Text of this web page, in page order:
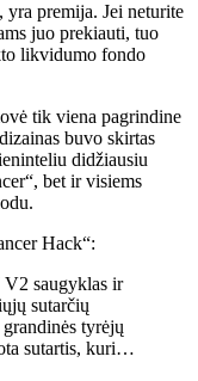
premija. Jei neturite
juo prekiauti, tuo
likvidumo fondo
tik viena pagrindine
buvo skirtas
didžiausiu
bet ir visiems
Hack“:
V2 saugyklas ir
sutarčių
tyrėjų
sutartis, kuri…